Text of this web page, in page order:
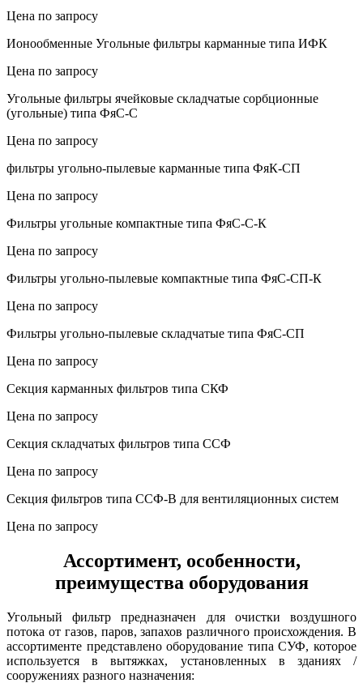
Цена по запросу
Ионообменные Угольные фильтры карманные типа ИФК
Цена по запросу
Угольные фильтры ячейковые складчатые сорбционные
(угольные) типа ФяС-С
Цена по запросу
фильтры угольно-пылевые карманные типа ФяК-СП
Цена по запросу
Фильтры угольные компактные типа ФяС-С-К
Цена по запросу
Фильтры угольно-пылевые компактные типа ФяС-СП-К
Цена по запросу
Фильтры угольно-пылевые складчатые типа ФяС-СП
Цена по запросу
Секция карманных фильтров типа СКФ
Цена по запросу
Секция складчатых фильтров типа ССФ
Цена по запросу
Секция фильтров типа ССФ-В для вентиляционных систем
Цена по запросу
Ассортимент, особенности,
преимущества оборудования
Угольный фильтр предназначен для очистки воздушного
потока от газов, паров, запахов различного происхождения. В
ассортименте представлено оборудование типа СУФ, которое
используется в вытяжках, установленных в зданиях /
сооружениях разного назначения: